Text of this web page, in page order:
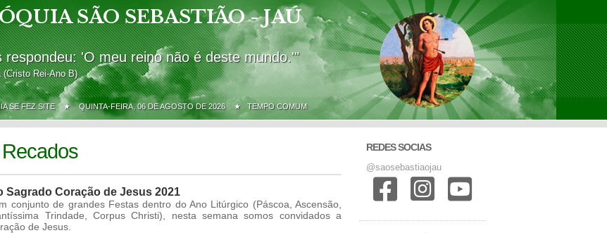
SÃO SEBASTIÃO - JAÚ
respondeu: 'O meu reino não é deste mundo.'"
(Cristo Rei-Ano B)
SE FEZ SITE ★QUINTA-FEIRA, 06 DE AGOSTO DE 2026 ★ TEMPO COMUM
Sagrado Coração de Jesus 2021
conjunto de grandes Festas dentro do Ano Litúrgico (Páscoa, Ascensão,
Trindade, Corpus Christi), nesta semana somos convidados a
de Jesus.
REDES SOCIAS
@saosebastiaojau